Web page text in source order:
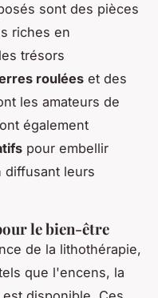
sont des pièces
riches en
trésors
roulées et des
les amateurs de
également
pour embellir
diffusant leurs
le bien-être
de la lithothérapie,
que l'encens, la